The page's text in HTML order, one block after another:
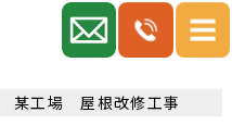
某工場 屋根改修工事